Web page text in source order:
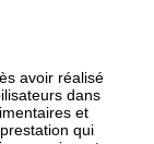
avoir réalisé
dans
et
qui